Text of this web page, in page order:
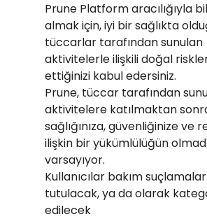
Prune Platform aracılığıyla
almak için, iyi bir sağlıkta
tüccarlar tarafından sunulan
aktivitelerle ilişkili doğal
ettiğinizi kabul edersiniz.
Prune, tüccar tarafından
aktivitelere katılmaktan
sağlığınıza, güvenliğinize ve
ilişkin bir yükümlülüğün
varsayıyor.
Kullanıcılar bakım
tutulacak, ya da olarak
edilecek